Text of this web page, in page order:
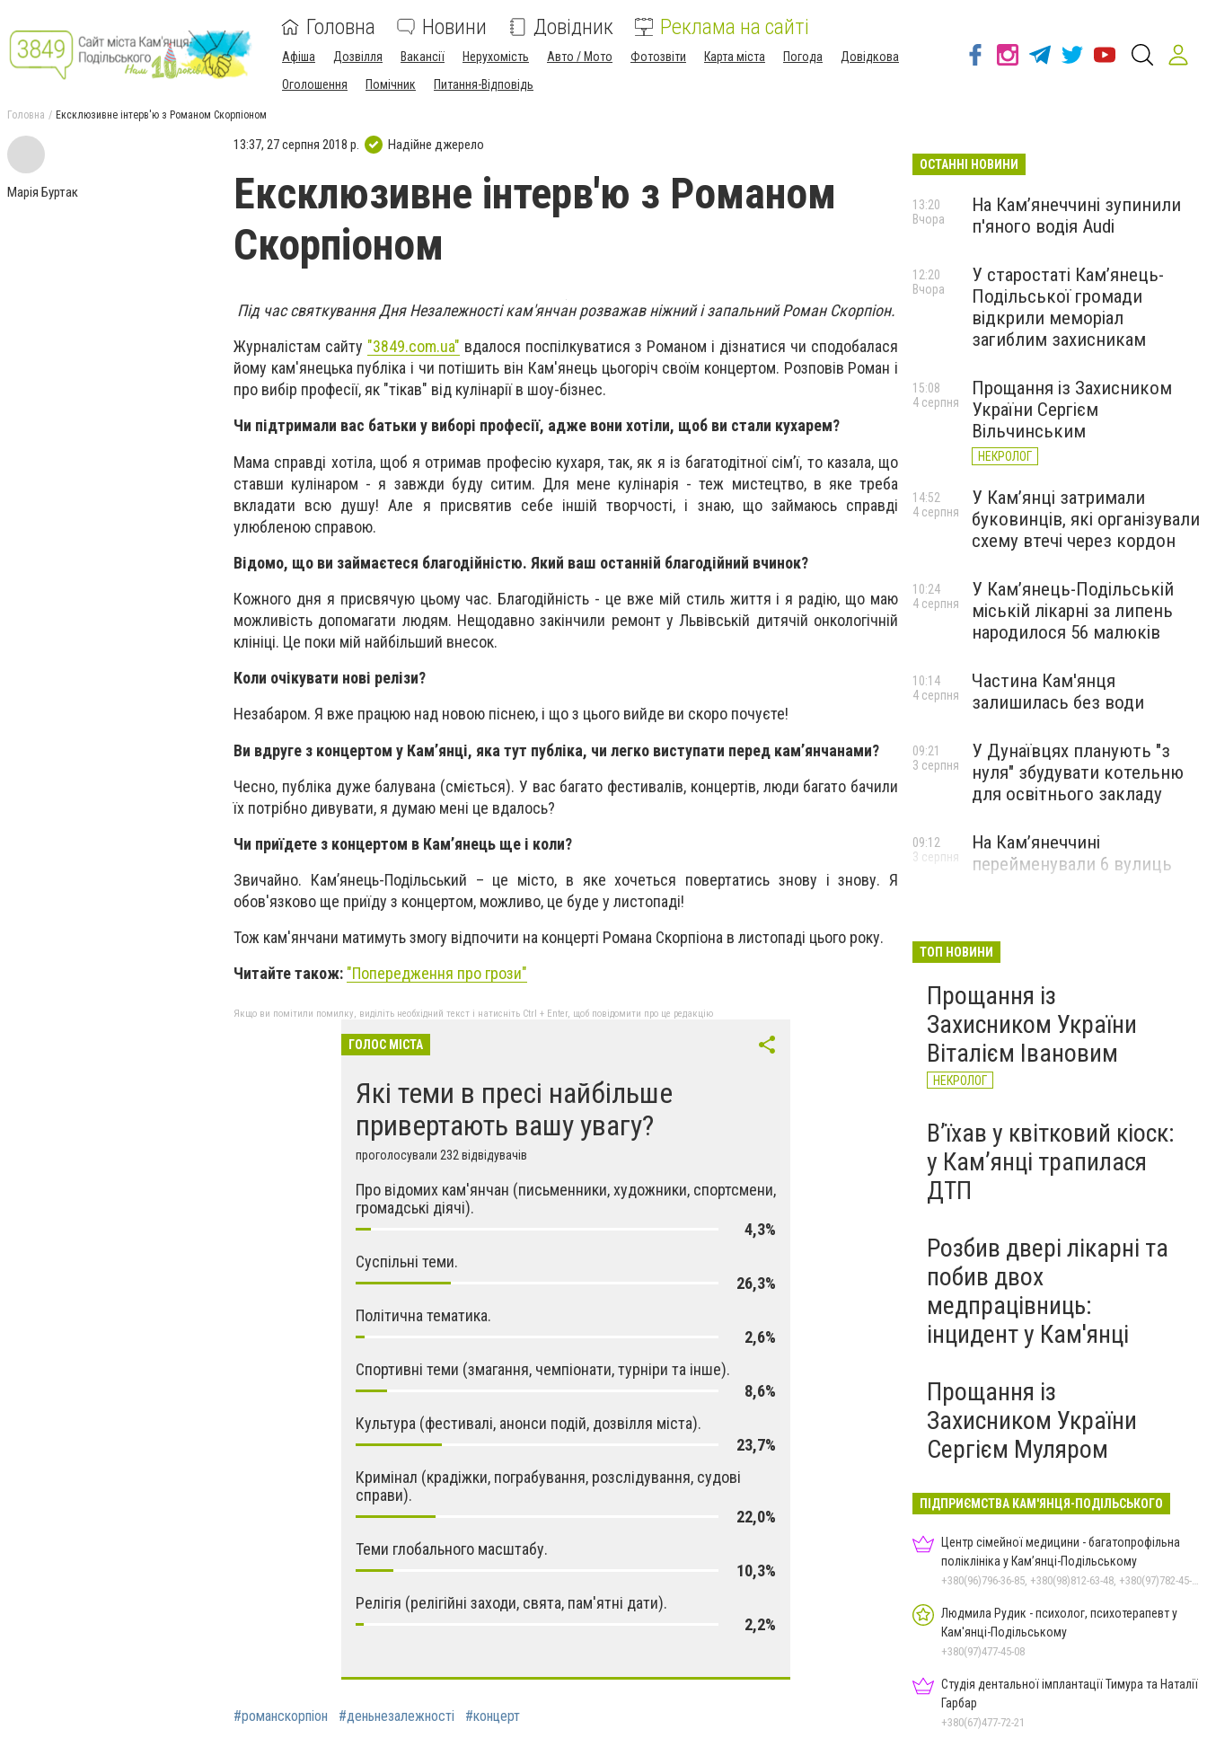
Головна Новини Довідник Реклама на сайті
Афіша Дозвілля Вакансії Нерухомість Авто / Мото Фотозвіти Карта міста Погода
Довідкова
Оголошення
Помічник Питання-Відповідь
Головна Ексклюзивне інтерв'ю з Романом Скорпіоном
Марія Буртак
13:37, 27 серпня 2018 р. Надійне джерело
Ексклюзивне інтерв'ю з Романом
Скорпіоном
Під час святкування Дня Незалежності кам'янчан розважав ніжний і запальний Роман Скорпіон.
Журналістам сайту "3849.com.ua" вдалося поспілкуватися з Романом і дізнатися чи сподобалася
йому кам'янецька публіка і чи потішить він Кам'янець цьогоріч своїм концертом. Розповів Роман і
про вибір професії, як "тікав" від кулінарії в шоу-бізнес.
Чи підтримали вас батьки у виборі професії, адже вони хотіли, щоб ви стали кухарем?
Мама справді хотіла, щоб я отримав професію кухаря, так, як я із багатодітної сім’ї, то казала, що
ставши кулінаром - я завжди буду ситим. Для мене кулінарія - теж мистецтво, в яке треба
вкладати всю душу! Але я присвятив себе іншій творчості, і знаю, що займаюсь справді
улюбленою справою.
Відомо, що ви займаєтеся благодійністю. Який ваш останній благодійний вчинок?
Кожного дня я присвячую цьому час. Благодійність - це вже мій стиль життя і я радію, що маю
можливість допомагати людям. Нещодавно закінчили ремонт у Львівській дитячій онкологічній
клініці. Це поки мій найбільший внесок.
Коли очікувати нові релізи?
Незабаром. Я вже працюю над новою піснею, і що з цього вийде ви скоро почуєте!
Ви вдруге з концертом у Кам’янці, яка тут публіка, чи легко виступати перед кам’янчанами?
Чесно, публіка дуже балувана (сміється). У вас багато фестивалів, концертів, люди багато бачили
їх потрібно дивувати, я думаю мені це вдалось?
Чи приїдете з концертом в Кам’янець ще і коли?
Звичайно. Кам’янець-Подільський – це місто, в яке хочеться повертатись знову і знову. Я
обов'язково ще приїду з концертом, можливо, це буде у листопаді!
Тож кам'янчани матимуть змогу відпочити на концерті Романа Скорпіона в листопаді цього року.
Читайте також: "Попередження про грози"
Якщо ви помітили помилку, виділіть необхідний текст і натисніть Ctrl + Enter, щоб повідомити про це редакцію
ГОЛОС МІСТА
Які теми в пресі найбільше
привертають вашу увагу?
проголосували 232 відвідувачів
Про відомих кам'янчан (письменники, художники, спортсмени,
громадські діячі).
4,3%
Суспільні теми.
26,3%
Політична тематика.
2,6%
Спортивні теми (змагання, чемпіонати, турніри та інше).
8,6%
Культура (фестивалі, анонси подій, дозвілля міста).
23,7%
Кримінал (крадіжки, пограбування, розслідування, судові
справи).
22,0%
Теми глобального масштабу.
10,3%
Релігія (релігійні заходи, свята, пам'ятні дати).
2,2%
#романскорпіон #деньнезалежності #концерт
ОСТАННІ НОВИНИ
На Камʼянеччині зупинили
п'яного водія Audi
13:20
Вчора
У старостаті Кам’янець-
Подільської громади
відкрили меморіал
загиблим захисникам
12:20
Вчора
Прощання із Захисником
України Сергієм
Вільчинським
НЕКРОЛОГ
15:08
4 серпня
У Кам’янці затримали
буковинців, які організували
схему втечі через кордон
14:52
4 серпня
У Кам’янець-Подільській
міській лікарні за липень
народилося 56 малюків
10:24
4 серпня
Частина Кам'янця
залишилась без води
10:14
4 серпня
У Дунаївцях планують "з
нуля" збудувати котельню
для освітнього закладу
09:21
3 серпня
На Камʼянеччині
перейменували 6 вулиць
09:12
3 серпня
ТОП НОВИНИ
Прощання із
Захисником України
Віталієм Івановим
НЕКРОЛОГ
Вʼїхав у квітковий кіоск:
у Камʼянці трапилася
ДТП
Розбив двері лікарні та
побив двох
медпрацівниць:
інцидент у Кам'янці
Прощання із
Захисником України
Сергієм Муляром
ПІДПРИЄМСТВА КАМ'ЯНЦЯ-ПОДІЛЬСЬКОГО
Центр сімейної медицини - багатопрофільна
поліклініка у Кам’янці-Подільському
+380(96)796-36-85, +380(98)812-63-48, +380(97)782-45-70
Людмила Рудик - психолог, психотерапевт у
Кам'янці-Подільському
+380(97)477-45-08
Студія дентальної імплантації Тимура та Наталії
Гарбар
+380(67)477-72-21